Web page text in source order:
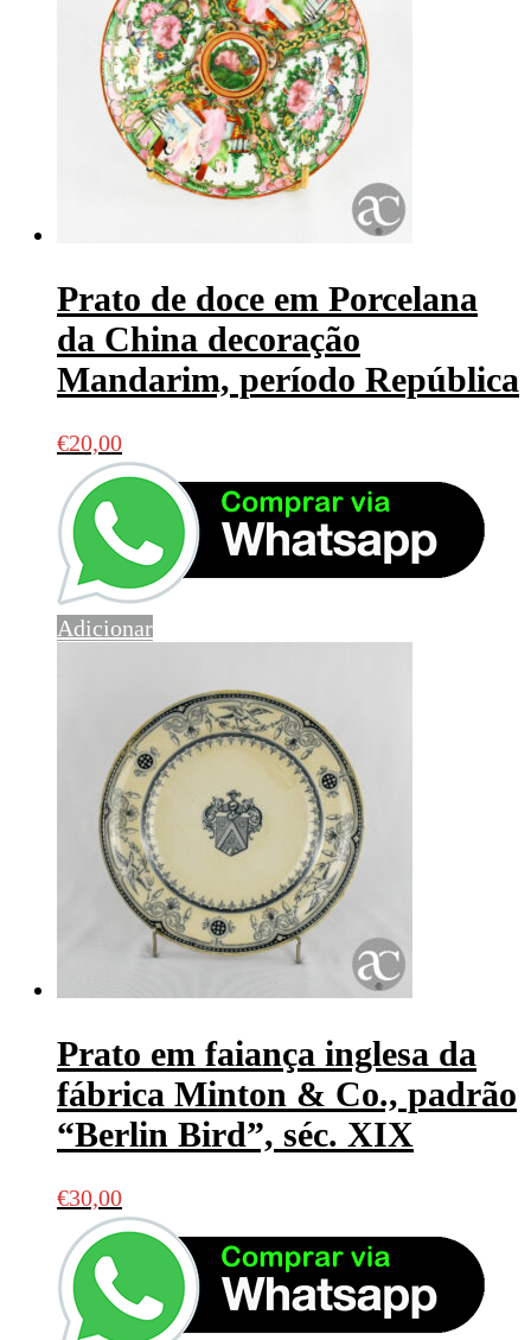
Prato de doce em Porcelana
da China decoração
Mandarim, período República
€20,00
Adicionar
Prato em faiança inglesa da
fábrica Minton & Co., padrão
“Berlin Bird”, séc. XIX
€30,00